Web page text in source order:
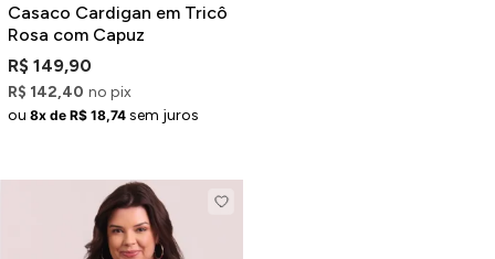
Casaco Cardigan em Tricô
Rosa com Capuz
R$ 149,90
R$ 142,40 no pix
ou 8x de R$ 18,74 sem juros